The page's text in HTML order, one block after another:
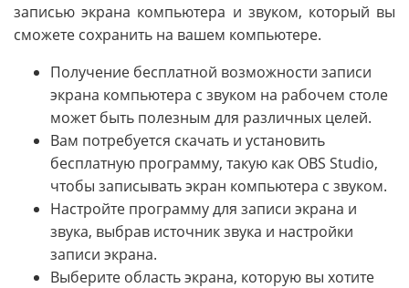
записью экрана компьютера и звуком, который вы
сможете сохранить на вашем компьютере.
Получение бесплатной возможности записи
экрана компьютера с звуком на рабочем столе
может быть полезным для различных целей.
Вам потребуется скачать и установить
бесплатную программу, такую как OBS Studio,
чтобы записывать экран компьютера с звуком.
Настройте программу для записи экрана и
звука, выбрав источник звука и настройки
записи экрана.
Выберите область экрана, которую вы хотите